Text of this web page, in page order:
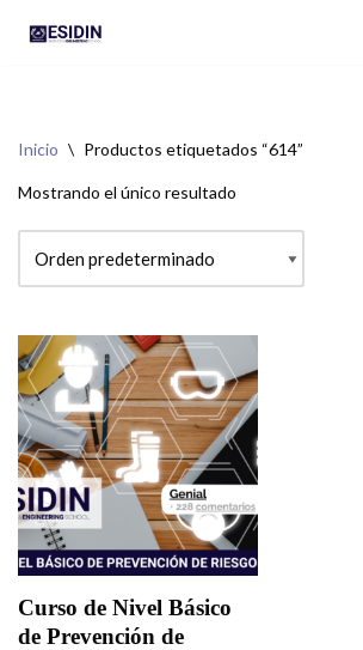
Inicio \ Productos etiquetados “614”
Mostrando el único resultado
Curso de Nivel Básico
de Prevención de